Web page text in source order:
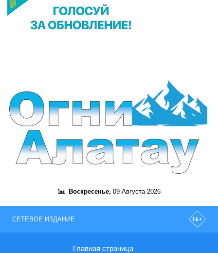
Воскресенье, 09 Августа 2026
СЕТЕВОЕ ИЗДАНИЕ
Главная страница